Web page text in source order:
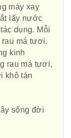
máy xay
lấy nước
dụng. Mỗi
rau má tươi.
kinh
rau má tươi,
khô tán
sống đời